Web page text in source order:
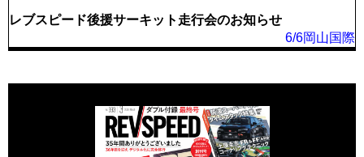
レブスピード後援サーキット走行会のお知らせ
6/6岡山国際